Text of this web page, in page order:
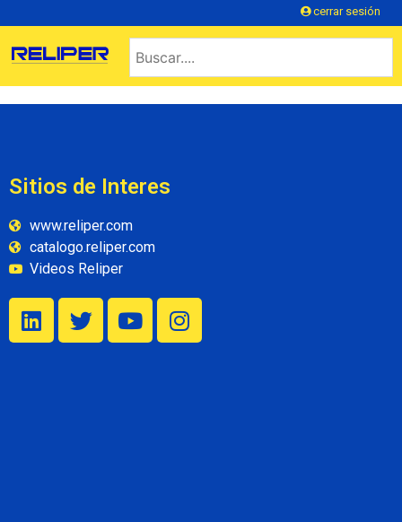
cerrar sesión
Sitios de Interes
www.reliper.com
catalogo.reliper.com
Videos Reliper